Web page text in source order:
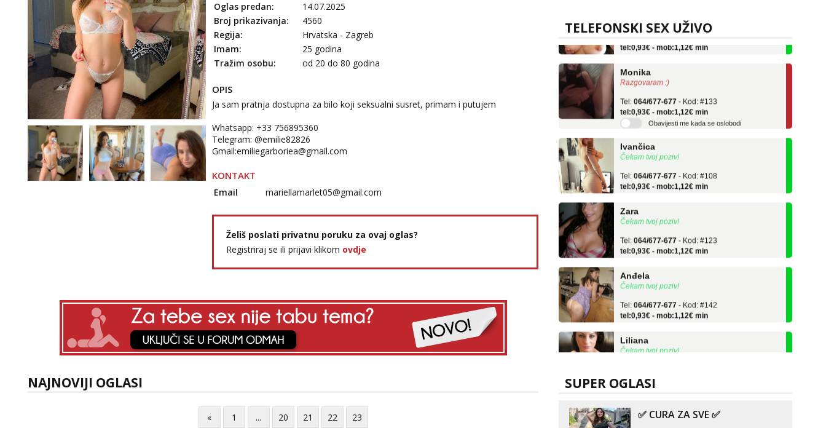
Oglas predan:
14.07.2025
Broj prikazivanja:
4560
Regija:
Hrvatska - Zagreb
Imam:
25 godina
Tražim osobu:
od 20 do 80 godina
OPIS
Ja sam pratnja dostupna za bilo koji seksualni susret, primam i putujem
Whatsapp: +33 756895360
Telegram: @emilie82826
Gmail:emiliegarboriea@gmail.com
KONTAKT
Email mariellamarlet05@gmail.com
Želiš poslati privatnu poruku za ovaj oglas?
Registriraj se ili prijavi klikom ovdje
NAJNOVIJI OGLASI
« 1 ... 20 21 22 23
TELEFONSKI SEX UŽIVO
Tel:064/677-677 - Kod: #69
Razgovaram :)
tel:0,93€ - mob:1,12€ min
Obavijesti me kada se oslobodi
Čekam tvoj poziv!
tel:0,93€ - mob:1,12€ min
Čekam tvoj poziv!
tel:0,93€ - mob:1,12€ min
Čekam tvoj poziv!
tel:0,93€ - mob:1,12€ min
Čekam tvoj poziv!
Tel:
SUPER OGLASI
✅ CURA ZA SVE ✅